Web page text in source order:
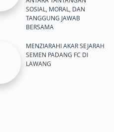
SOSIAL, MORAL, DAN
TANGGUNG JAWAB
BERSAMA
MENZIARAHI AKAR SEJARAH
SEMEN PADANG FC DI
LAWANG